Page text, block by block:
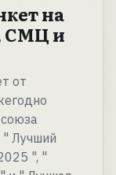
на
СМЦ и
от
" Лучший
", "